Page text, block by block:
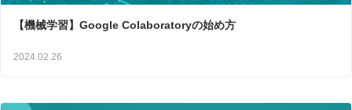
【機械学習】Google Colaboratoryの始め方
2024.02.26